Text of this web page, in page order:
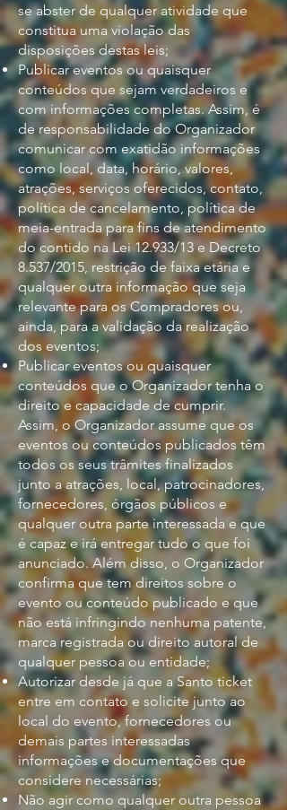
se abster de qualquer atividade que
constitua uma violação das
disposições destas leis;
Publicar eventos ou quaisquer
conteúdos que sejam verdadeiros e
com informações completas. Assim, é
de responsabilidade do Organizador
comunicar com exatidão informações
como local, data, horário, valores,
atrações, serviços oferecidos, contato,
política de cancelamento, política de
meia-entrada para fins de atendimento
do contido na Lei 12.933/13 e Decreto
8.537/2015, restrição de faixa etária e
qualquer outra informação que seja
relevante para os Compradores ou,
ainda, para a validação da realização
dos eventos;
Publicar eventos ou quaisquer
conteúdos que o Organizador tenha o
direito e capacidade de cumprir.
Assim, o Organizador assume que os
eventos ou conteúdos publicados têm
todos os seus trâmites finalizados
junto a atrações, local, patrocinadores,
fornecedores, órgãos públicos e
qualquer outra parte interessada e que
é capaz e irá entregar tudo o que foi
anunciado. Além disso, o Organizador
confirma que tem direitos sobre o
evento ou conteúdo publicado e que
não está infringindo nenhuma patente,
marca registrada ou direito autoral de
qualquer pessoa ou entidade;
Autorizar desde já que a Santo ticket
entre em contato e solicite junto ao
local do evento, fornecedores ou
demais partes interessadas
informações e documentações que
considere necessárias;
Não agir como qualquer outra pessoa